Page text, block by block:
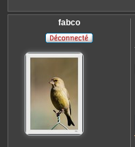
fabco